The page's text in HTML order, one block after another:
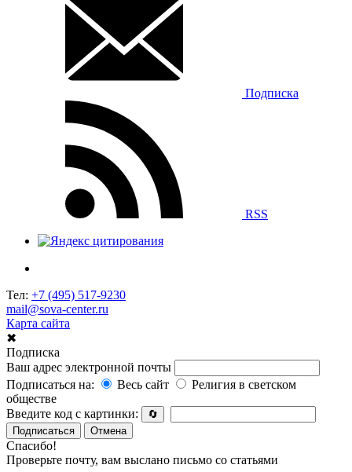
Подписка
RSS
Тел: +7 (495) 517-9230
mail@sova-center.ru
Карта сайта
✖
Подписка
Ваш адрес электронной почты
Подписаться на:
Весь сайт
Религия в светском
обществе
Введите код с картинки:
🔄
Подписаться
Отмена
Спасибо!
Проверьте почту, вам выслано письмо со статьями